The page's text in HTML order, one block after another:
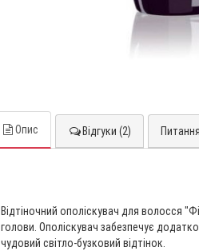
Опис Відгуки (2)
Відтіночний ополіскувач для волосся
голови. Ополіскувач забезпечує
чудовий світло-бузковий відтінок.